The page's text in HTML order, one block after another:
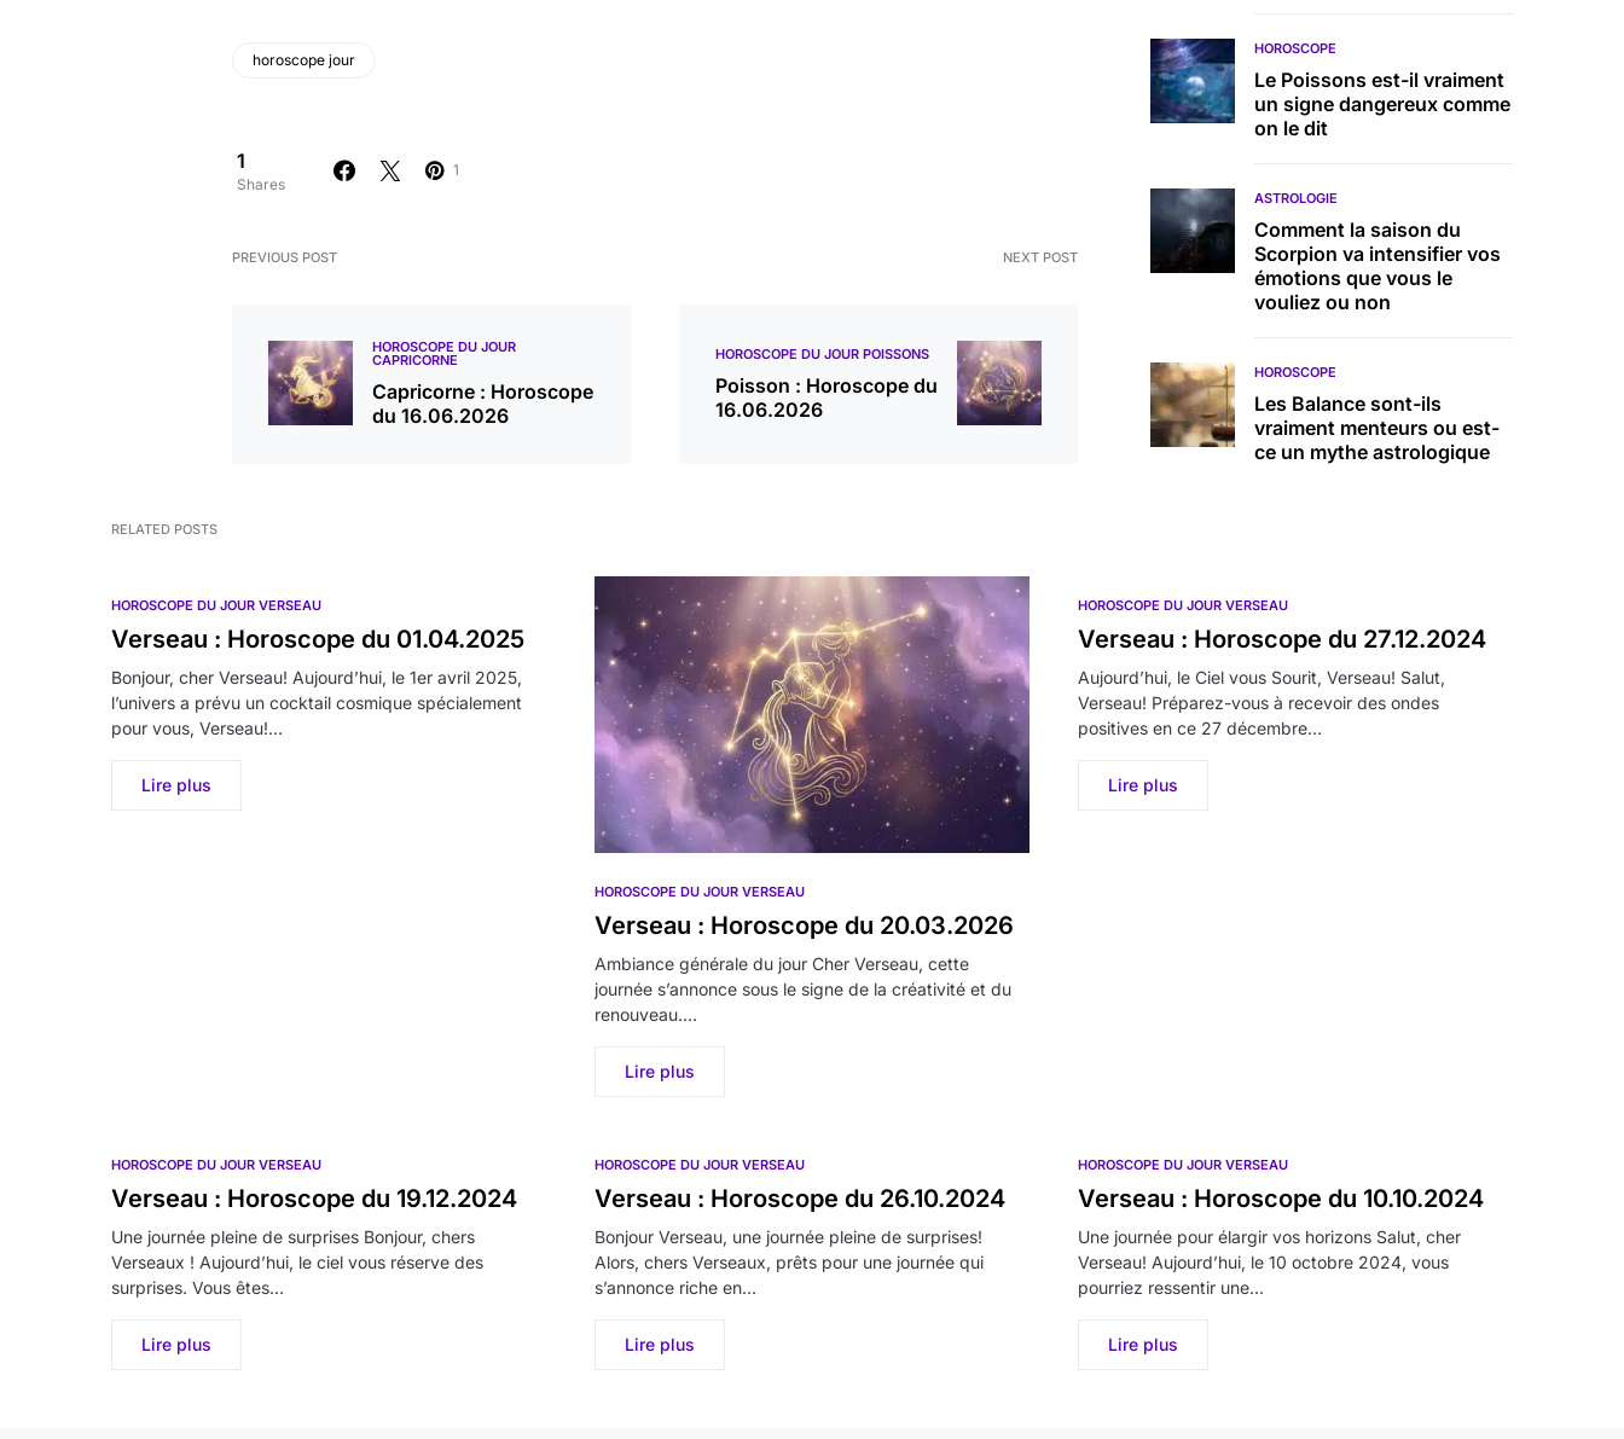
horoscope jour
1
Shares
1
PREVIOUS POST
HOROSCOPE DU JOUR
CAPRICORNE
Capricorne : Horoscope
du 16.06.2026
NEXT POST
HOROSCOPE DU JOUR POISSONS
Poisson : Horoscope du
16.06.2026
HOROSCOPE
Le Poissons est-il vraiment
un signe dangereux comme
on le dit
ASTROLOGIE
Comment la saison du
Scorpion va intensifier vos
émotions que vous le
vouliez ou non
HOROSCOPE
Les Balance sont-ils
vraiment menteurs ou est-
ce un mythe astrologique
RELATED POSTS
HOROSCOPE DU JOUR VERSEAU
Verseau : Horoscope du 01.04.2025
Bonjour, cher Verseau! Aujourd’hui, le 1er avril 2025,
l’univers a prévu un cocktail cosmique spécialement
pour vous, Verseau!…
Lire plus
HOROSCOPE DU JOUR VERSEAU
Verseau : Horoscope du 20.03.2026
Ambiance générale du jour Cher Verseau, cette
journée s’annonce sous le signe de la créativité et du
renouveau.…
Lire plus
HOROSCOPE DU JOUR VERSEAU
Verseau : Horoscope du 27.12.2024
Aujourd’hui, le Ciel vous Sourit, Verseau! Salut,
Verseau! Préparez-vous à recevoir des ondes
positives en ce 27 décembre…
Lire plus
HOROSCOPE DU JOUR VERSEAU
Verseau : Horoscope du 19.12.2024
Une journée pleine de surprises Bonjour, chers
Verseaux ! Aujourd’hui, le ciel vous réserve des
surprises. Vous êtes…
Lire plus
HOROSCOPE DU JOUR VERSEAU
Verseau : Horoscope du 26.10.2024
Bonjour Verseau, une journée pleine de surprises!
Alors, chers Verseaux, prêts pour une journée qui
s’annonce riche en…
Lire plus
HOROSCOPE DU JOUR VERSEAU
Verseau : Horoscope du 10.10.2024
Une journée pour élargir vos horizons Salut, cher
Verseau! Aujourd’hui, le 10 octobre 2024, vous
pourriez ressentir une…
Lire plus